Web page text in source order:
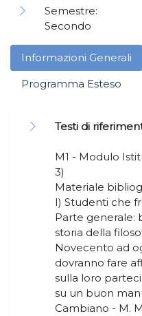
Informazioni Generali
Programma Esteso
Testi di
M1 - Modulo
3)
Materiale
I) Studenti che
Parte generale:
storia della
Novecento ad
dovranno fare
sulla loro
su un buon
Cambiano - M.
Semestre:
Secondo